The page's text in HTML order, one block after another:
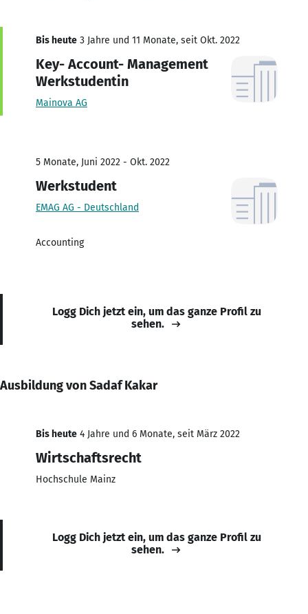
Bis heute 3 Jahre und 11 Monate, seit Okt. 2022
Key- Account- Management
Werkstudentin
Mainova AG
5 Monate, Juni 2022 - Okt. 2022
Werkstudent
EMAG AG - Deutschland
Accounting
Logg Dich jetzt ein, um das ganze Profil zu
sehen.
Ausbildung von Sadaf Kakar
Bis heute 4 Jahre und 6 Monate, seit März 2022
Wirtschaftsrecht
Hochschule Mainz
Logg Dich jetzt ein, um das ganze Profil zu
sehen.